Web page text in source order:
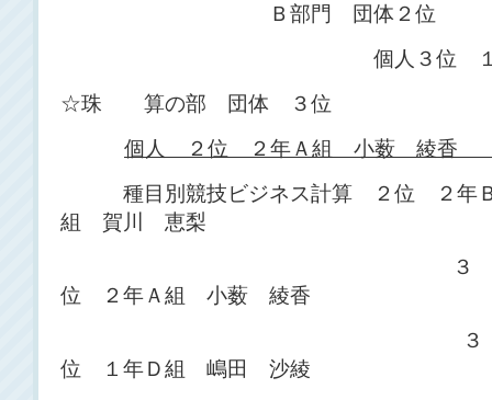
Ｂ部門 団体２位
個人３位 １年Ｃ組
☆珠 算の部 団体 ３位
個人 ２位 ２年Ａ組 小薮 綾香
種目別競技ビジネス計算 ２位 ２年
組 賀川 恵梨
３
位 ２年Ａ組 小薮 綾香
３
位 １年Ｄ組 嶋田 沙綾